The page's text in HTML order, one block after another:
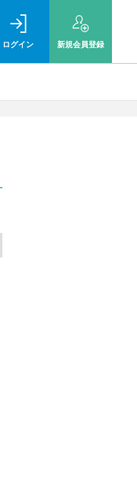
ログイン 新規会員登録